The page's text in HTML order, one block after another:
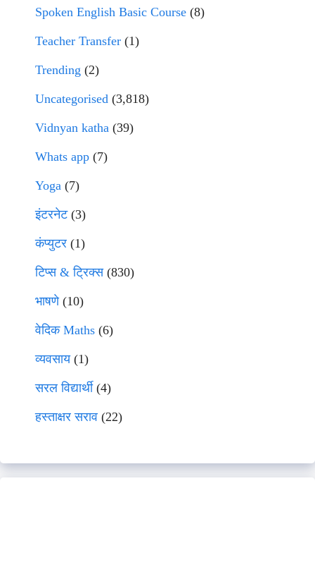
Spoken English Basic Course (8)
Teacher Transfer (1)
Trending (2)
Uncategorised (3,818)
Vidnyan katha (39)
Whats app (7)
Yoga (7)
इंटरनेट(3)
कंप्युटर (1)
टिप्स & ट्रिक्स(830)
भाषणे(10)
वेदिक Maths (6)
व्यवसाय(1)
सरल विद्यार्थी(4)
हस्ताक्षर सराव (22)